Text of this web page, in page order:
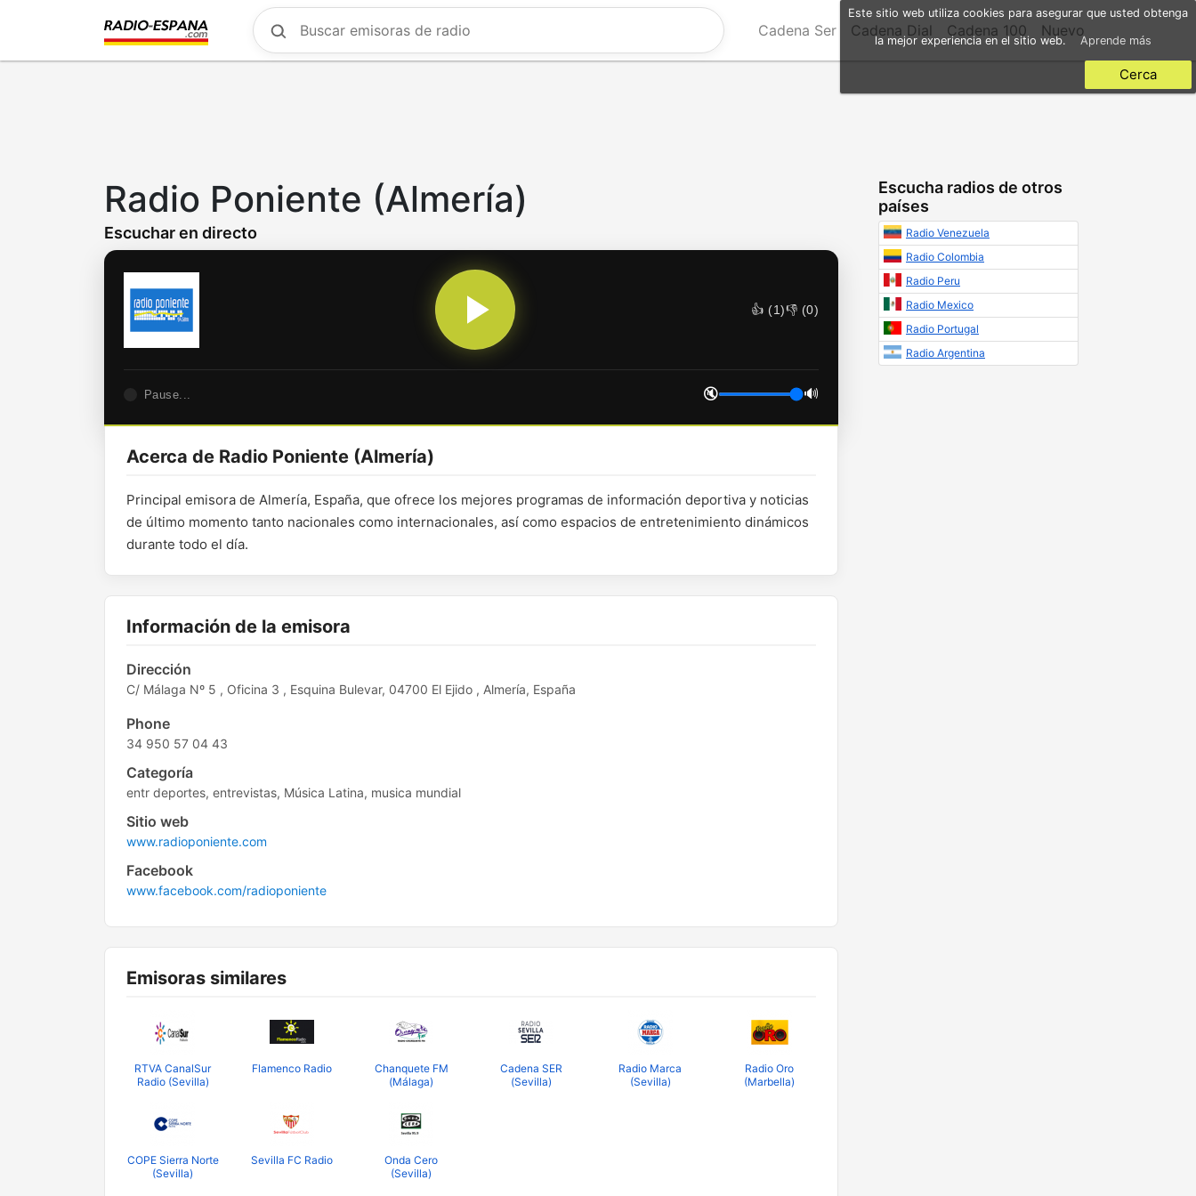
Cadena Ser Cadena Dial Cadena 100 Nuevo
Radio Poniente (Almería)
Escuchar en directo
👍 (1)👎 (0)
Pause... 🔇 🔊
Acerca de Radio Poniente (Almería)
Principal emisora de Almería, España, que ofrece los mejores programas de información deportiva y noticias
de último momento tanto nacionales como internacionales, así como espacios de entretenimiento dinámicos
durante todo el día.
Información de la emisora
Dirección
C/ Málaga Nº 5 , Oficina 3 , Esquina Bulevar, 04700 El Ejido , Almería, España
Phone
34 950 57 04 43
Categoría
entr deportes, entrevistas, Música Latina, musica mundial
Sitio web
www.radioponiente.com
Facebook
www.facebook.com/radioponiente
Emisoras similares
RTVA CanalSur
Radio (Sevilla)
Flamenco Radio
Chanquete FM
(Málaga)
Cadena SER
(Sevilla)
Radio Marca
(Sevilla)
Radio Oro
(Marbella)
COPE Sierra Norte
(Sevilla)
Sevilla FC Radio
Onda Cero
(Sevilla)
Escucha radios de otros
países
Radio Venezuela
Radio Colombia
Radio Peru
Radio Mexico
Radio Portugal
Radio Argentina
Este sitio web utiliza cookies para asegurar que usted obtenga
la mejor experiencia en el sitio web. Aprende más
Cerca